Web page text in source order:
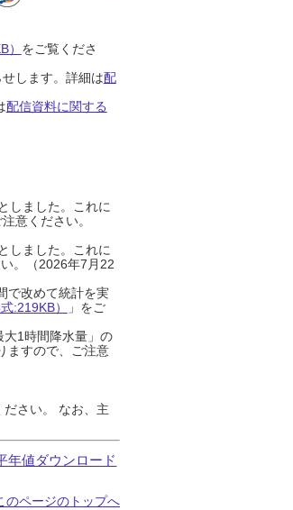
をご覧くださ
します。詳細は配
配信資料に関する
しました。これに
意ください。
しました。これに
。（2026年7月22
で改めて統計を実
:219KB）
」をご
1時間降水量」の
ますので、ご注意
さい。 なお、主
年値ダウンロード
のページのトップへ